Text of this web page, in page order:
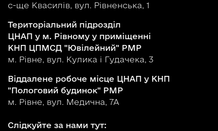
с-ще Квасилів, вул. Рівненська, 1
Територіальний підрозділ
ЦНАП у м. Рівному у приміщенні
КНП ЦПМСД "Ювілейний" РМР
м. Рівне, вул. Кулика і Гудачека, 3
Віддалене робоче місце ЦНАП у КНП
"Пологовий будинок" РМР
м. Рівне, вул. Медична, 7А
Слідкуйте за нами тут: